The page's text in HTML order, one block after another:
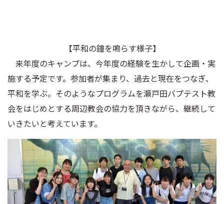
【平和の鐘を鳴らす様子】
来年度のキャンプは、今年度の経験を生かして企画・実
施する予定です。参加者が集まり、過去と現在をつなぎ、
平和を学ぶ。そのようなプログラムを瀬戸田バプテスト教
会をはじめとする周辺教会の協力を頂きながら、継続して
いきたいと考えています。